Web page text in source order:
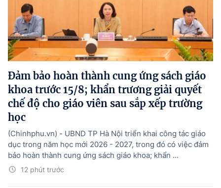
Đảm bảo hoàn thành cung ứng sách giáo
khoa trước 15/8; khẩn trương giải quyết
chế độ cho giáo viên sau sắp xếp trường
học
12 phút trước
(Chinhphu.vn) - UBND TP Hà Nội triển khai công tác giáo
dục trong năm học mới 2026 - 2027, trong đó có việc đảm
bảo hoàn thành cung ứng sách giáo khoa; khẩn ...